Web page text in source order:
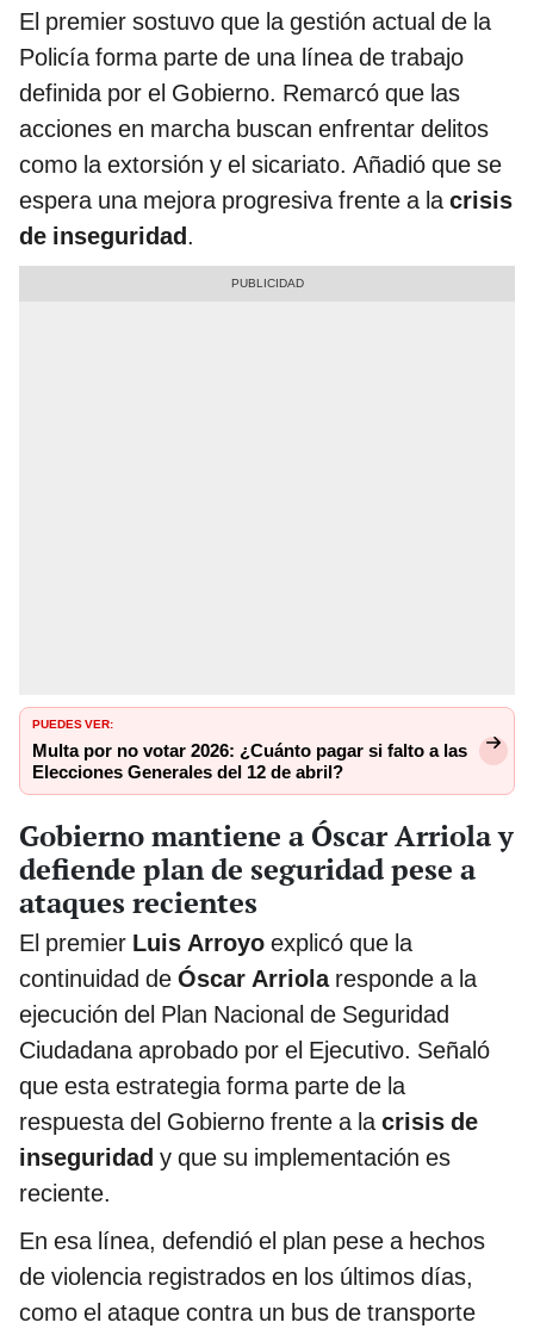
El premier sostuvo que la gestión actual de la
Policía forma parte de una línea de trabajo
definida por el Gobierno. Remarcó que las
acciones en marcha buscan enfrentar delitos
como la extorsión y el sicariato. Añadió que se
espera una mejora progresiva frente a lacrisis
de inseguridad.
PUEDES VER:
Multa por no votar 2026: ¿Cuánto pagar si falto a las
Elecciones Generales del 12 de abril?
Gobierno mantiene a Óscar Arriola y
defiende plan de seguridad pese a
ataques recientes
El premier Luis Arroyo explicó que la
continuidad de Óscar Arriolaresponde a la
ejecución del Plan Nacional de Seguridad
Ciudadana aprobado por el Ejecutivo. Señaló
que esta estrategia forma parte de la
respuesta del Gobierno frente a lacrisis de
inseguridad y que su implementación es
reciente.
En esa línea, defendió el plan pese a hechos
de violencia registrados en los últimos días,
como el ataque contra un bus de transporte